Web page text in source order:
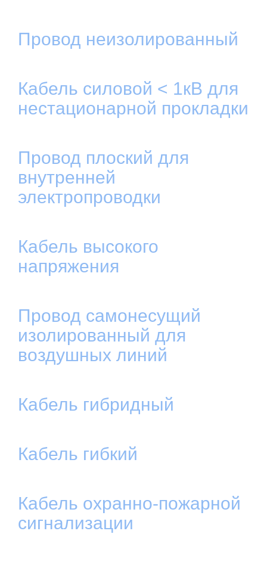
Провод неизолированный
Кабель силовой < 1кВ для
нестационарной прокладки
Провод плоский для
внутренней
электропроводки
Кабель высокого
напряжения
Провод самонесущий
изолированный для
воздушных линий
Кабель гибридный
Кабель гибкий
Кабель охранно-пожарной
сигнализации